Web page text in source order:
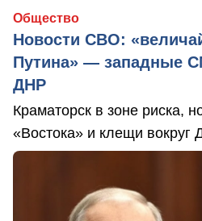
Общество
Новости СВО:
Путина» — западные
ДНР
Краматорск в зоне риска,
«Востока» и клещи вокруг